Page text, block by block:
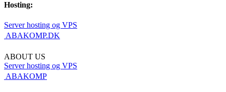
Hosting:
Server hosting og VPS
 ABAKOMP.DK
ABOUT US
Server hosting og VPS
 ABAKOMP